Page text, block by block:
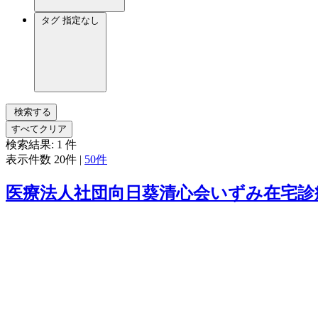
タグ 指定なし
検索する
すべてクリア
検索結果: 1 件
表示件数 20件 | 50件
医療法人社団向日葵清心会いずみ在宅